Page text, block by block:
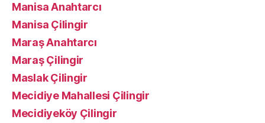
Manisa Anahtarcı
Manisa Çilingir
Maraş Anahtarcı
Maraş Çilingir
Maslak Çilingir
Mecidiye Mahallesi Çilingir
Mecidiyeköy Çilingir